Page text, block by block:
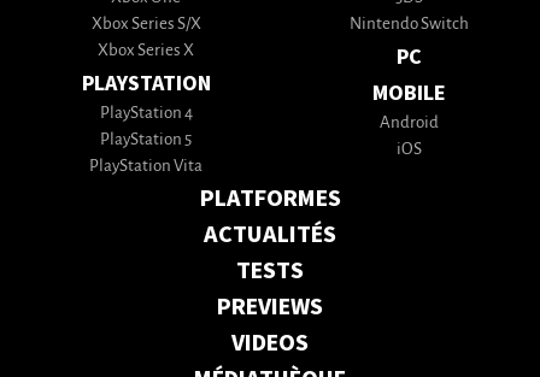
Xbox Series S/X
Xbox Series X
PLAYSTATION
PlayStation 4
PlayStation 5
PlayStation Vita
Nintendo Switch
PC
MOBILE
Android
iOS
PLATFORMES
ACTUALITÉS
TESTS
PREVIEWS
VIDEOS